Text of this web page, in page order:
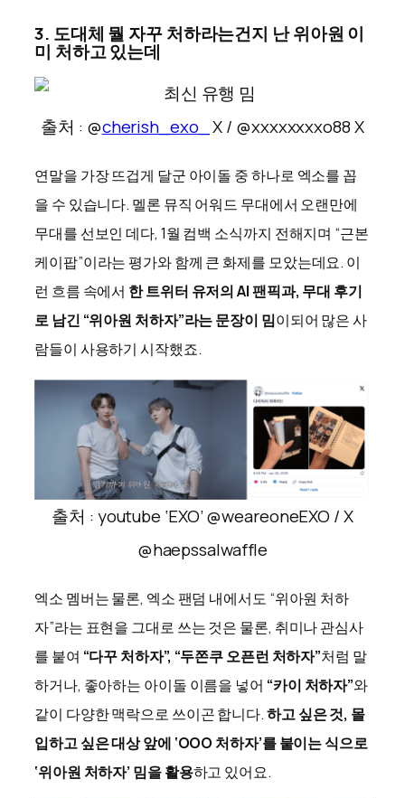
3. 도대체 뭘 자꾸 처하라는건지 난 위아원 이
미 처하고 있는데
출처 : @cherish_exo_ X / @xxxxxxxxo88 X
연말을 가장 뜨겁게 달군 아이돌 중 하나로 엑소를 꼽
을 수 있습니다. 멜론 뮤직 어워드 무대에서 오랜만에
무대를 선보인 데다, 1월 컴백 소식까지 전해지며 “근본
케이팝”이라는 평가와 함께 큰 화제를 모았는데요. 이
런 흐름 속에서 한 트위터 유저의 AI 팬픽과, 무대 후기
로 남긴 “위아원 처하자”라는 문장이 밈이되어 많은 사
람들이 사용하기 시작했죠.
출처 : youtube ‘EXO’ @weareoneEXO / X
@haepssalwaffle
엑소 멤버는 물론, 엑소 팬덤 내에서도 “위아원 처하
자”라는 표현을 그대로 쓰는 것은 물론, 취미나 관심사
를 붙여 “다꾸 처하자”, “두쫀쿠 오픈런 처하자”처럼 말
하거나, 좋아하는 아이돌 이름을 넣어 “카이 처하자”와
같이 다양한 맥락으로 쓰이곤 합니다.하고 싶은 것, 몰
입하고 싶은 대상 앞에 ‘OOO 처하자’를 붙이는 식으로
‘위아원 처하자’ 밈을 활용하고 있어요.